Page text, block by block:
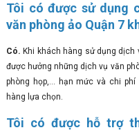
Tôi có được sử dụng
văn phòng ảo Quận 7
Có. Khi khách hàng sử dụng dịch
được hưởng những dịch vụ văn
phòng họp,... hạn mức và chi
hàng lựa chọn.
Tôi có được hỗ trợ